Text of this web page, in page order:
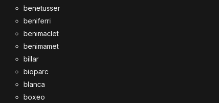
benetusser
beniferri
benimaclet
benimamet
billar
bioparc
blanca
boxeo